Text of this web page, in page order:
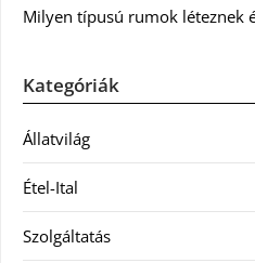
Milyen típusú rumok léteznek
Kategóriák
Állatvilág
Étel-Ital
Szolgáltatás